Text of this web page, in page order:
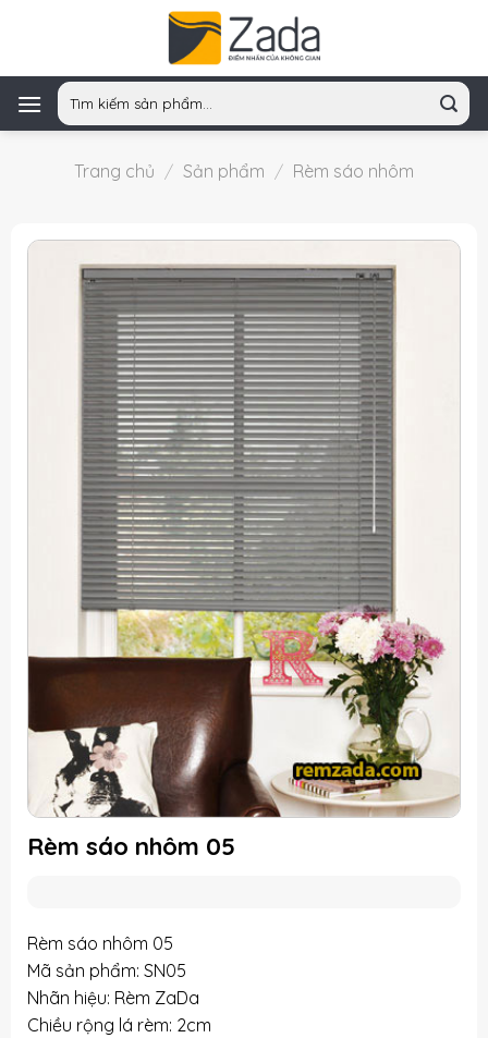
Tìm
kiếm:
Trang chủ / Sản phẩm / Rèm sáo nhôm
Rèm sáo nhôm 05
Rèm sáo nhôm 05
Mã sản phẩm: SN05
Nhãn hiệu: Rèm ZaDa
Chiều rộng lá rèm: 2cm